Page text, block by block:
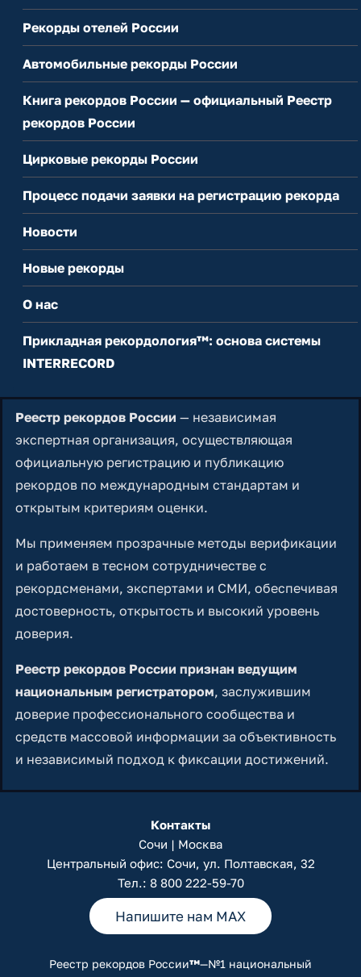
Рекорды отелей России
Автомобильные рекорды России
Книга рекордов России — официальный Реестр
рекордов России
Цирковые рекорды России
Процесс подачи заявки на регистрацию рекорда
Новости
Новые рекорды
О нас
Прикладная рекордология™: основа системы
INTERRECORD
Реестр рекордов России — независимая
экспертная организация, осуществляющая
официальную регистрацию и публикацию
рекордов по международным стандартам и
открытым критериям оценки.
Мы применяем прозрачные методы верификации
и работаем в тесном сотрудничестве с
рекордсменами, экспертами и СМИ, обеспечивая
достоверность, открытость и высокий уровень
доверия.
Реестр рекордов России признан ведущим
национальным регистратором, заслужившим
доверие профессионального сообщества и
средств массовой информации за объективность
и независимый подход к фиксации достижений.
Контакты
Сочи | Москва
Центральный офис: Сочи, ул. Полтавская, 32
Тел.: 8 800 222-59-70
Напишите нам MAX
Реестр рекордов России™—№1 национальный